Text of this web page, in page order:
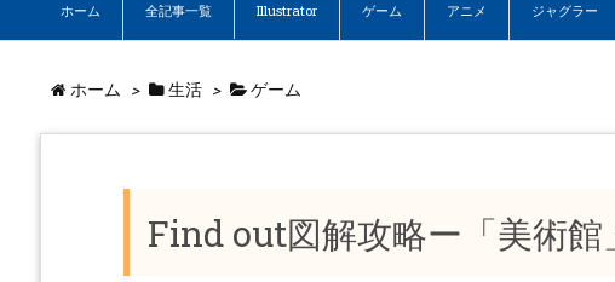
ホーム 全記事一覧 Illustrator ゲーム アニメ ジャグラー
ホーム > 生活 > ゲーム
Find out図解攻略ー「美術